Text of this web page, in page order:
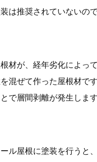
は推奨されていないの
材が、経年劣化によっ
混ぜて作った屋根材で
で層間剥離が発生しま
ル屋根に塗装を行うと